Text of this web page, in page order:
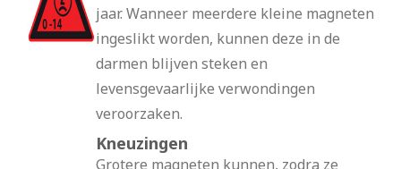
jaar. Wanneer meerdere kleine magneten
ingeslikt worden, kunnen deze in de
darmen blijven steken en
levensgevaarlijke verwondingen
veroorzaken.
Kneuzingen
Grotere magneten kunnen, zodra ze